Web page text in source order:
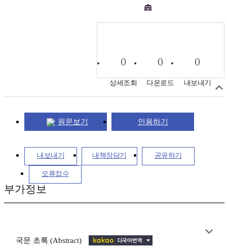
0
상세조회
0
다운로드
0
내보내기
원문보기 인용하기
내보내기 내책장담기 공유하기
오류접수
부가정보
국문 초록 (Abstract)